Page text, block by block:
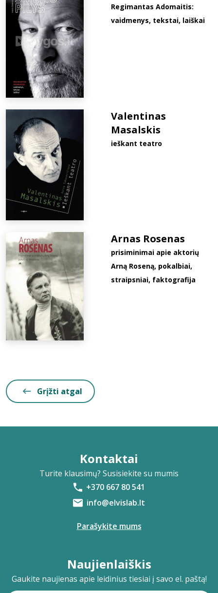
+370 667 80 541
Regimantas Adomaitis:
vaidmenys, tekstai, laiškai
Valentinas
Masalskis
ieškant teatro
Arnas Rosenas
prisiminimai apie aktorių
Arną Roseną, pokalbiai,
straipsniai, faktografija
Grįžti atgal
Kontaktai
Turite klausimų? Susisiekite su mumis
+370 667 80 541
info@elvislab.lt
Parašykite mums
Naujienlaiškis
Gaukite naujienas apie leidinius tiesiai į savo el. paštą!